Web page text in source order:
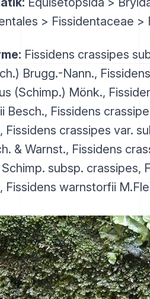
> Fissidentaceae >
Fissidens crassipes
Brugg.-Nann.,
(Schimp.) Mönk.,
Besch., Fissidens
Fissidens crassipes var.
& Warnst., Fissidens
subsp. crassipes,
Fissidens warnstorfii